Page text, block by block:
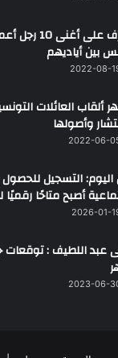
تعرّف على
بين أياديهم
2022-08-
ألقاب العائلات
وأصولها
2022-06-
التسجيل
أصبح متاحًا رقميًا
2026-01-
عبد اللطيف :
2023-06-